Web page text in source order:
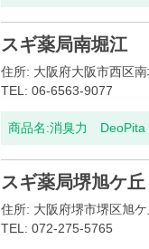
スギ薬局南堀江
住所: 大阪府大阪市西区南
TEL: 06-6563-9077
商品名:消臭力 DeoPita
スギ薬局堺旭ケ丘
住所: 大阪府堺市堺区旭ケ
TEL: 072-275-5765